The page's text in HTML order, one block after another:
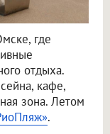
где
отдыха.
кафе,
зона. Летом
.